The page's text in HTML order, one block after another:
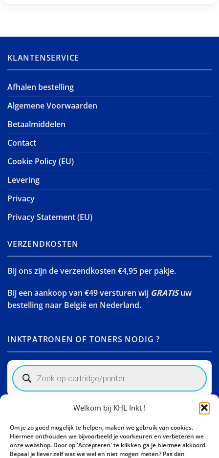
Welkom bij KHL Inkt !
Om je zo goed mogelijk te helpen, maken we gebruik van cookies.
Hiermee onthouden we bijvoorbeeld je voorkeuren en verbeteren we
onze webshop. Door op 'Accepteren' te klikken ga je hiermee akkoord.
Bepaal je liever zelf wat we wel en niet mogen meten? Pas dan
KLANTENSERVICE
Afhalen bestelling
Algemene Voorwaarden
Betaalmiddelen
Contact
Cookie Policy (EU)
Levering
Privacy
Privacy Statement (EU)
VERZENDKOSTEN
Bij ons zijn de verzendkosten €4,95 per pakje.
Bij een aankoop van €49 versturen wij GRATISuw
bestelling naar België en Nederland.
INKTPATRONEN OF TONERS NODIG ?
Products
search
Activity Invest BV - KHL, Kempische Steenweg 274
3500 Hasselt - België BE0862447190